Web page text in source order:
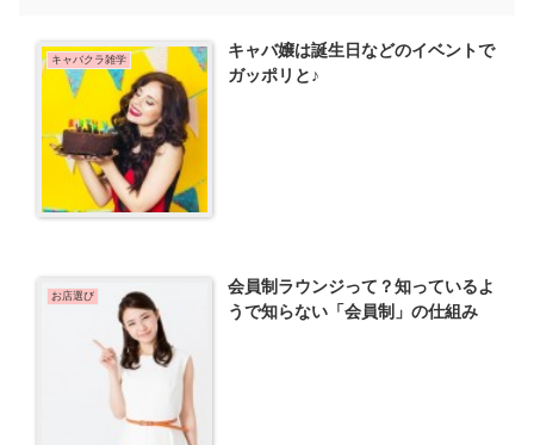
キャバクラ雑学
キャバ嬢は誕生日などのイベントで
ガッポリと♪
お店選び
会員制ラウンジって？知っているよ
うで知らない「会員制」の仕組み